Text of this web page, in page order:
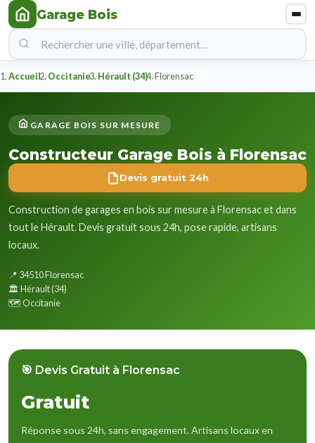
Garage Bois
Accueil Occitanie Hérault (34) Florensac
GARAGE BOIS SUR MESURE
Constructeur Garage Bois à Florensac
Devis gratuit 24h
Construction de garages en bois sur mesure à Florensac et dans
tout le Hérault. Devis gratuit sous 24h, pose rapide, artisans
locaux.
📍 34510 Florensac
🏛️ Hérault (34)
🗺️ Occitanie
🎯 Devis Gratuit à Florensac
Gratuit
Réponse sous 24h, sans engagement. Artisans locaux en